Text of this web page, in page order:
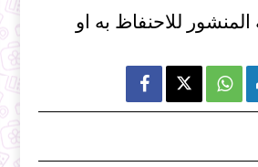
للاحنفاظ به او
 